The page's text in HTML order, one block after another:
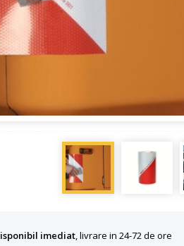
imediat, livrare in 24-72 de ore